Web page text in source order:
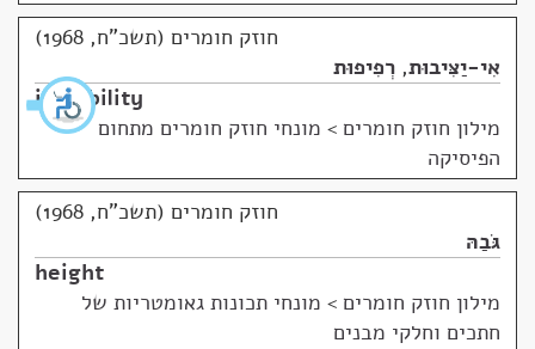
חוזק חומרים (תשכ"ח, 1968)
אִי-יַצִּיבוּת, רְפִיפוּת
instability
מילון חוזק חומרים > מונחי חוזק חומרים מתחום
הפיסיקה
חוזק חומרים (תשכ"ח, 1968)
גֹּבַהּ
height
מילון חוזק חומרים > מונחי תכונות גאומטריות של
חתכים וחלקי מבנים